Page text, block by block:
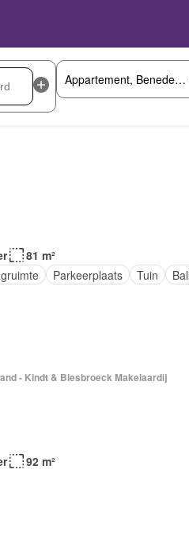
81 m²
Parkeerplaats Tuin
- Kindt & Biesbroeck Makelaardij
92 m²